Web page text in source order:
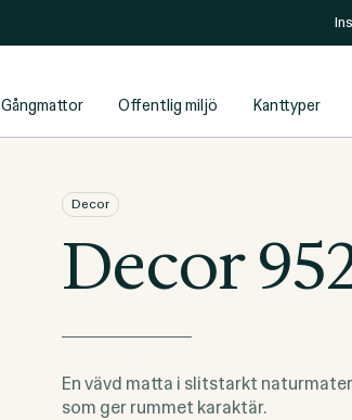
Gångmattor Offentlig miljö Kanttyper
Decor
Decor
En vävd matta i slitstarkt
som ger rummet karaktär.